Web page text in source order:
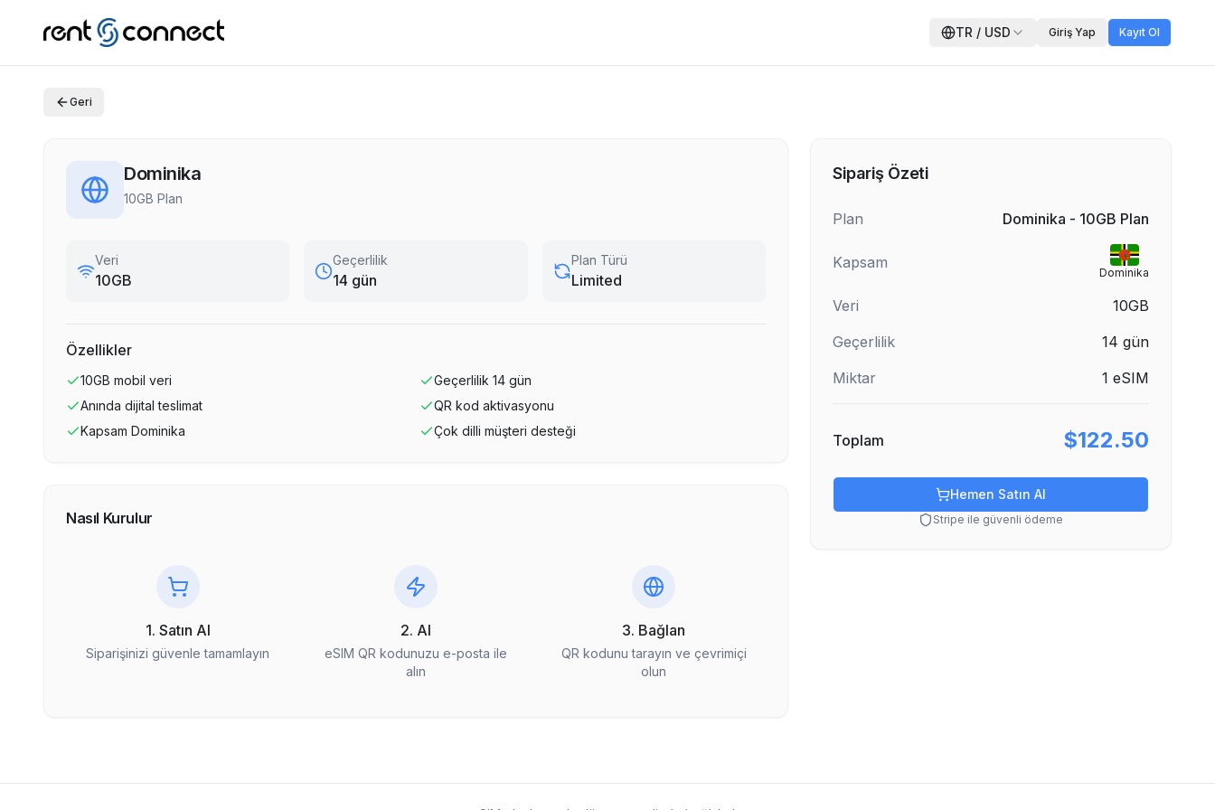
TR / USD Giriş Yap Kayıt Ol
Geri
Dominika
10GB Plan
Veri
10GB
Geçerlilik
14 gün
Plan Türü
Limited
Özellikler
10GB mobil veri Geçerlilik 14 gün
Anında dijital teslimat
QR kod aktivasyonu
Kapsam Dominika Çok dilli müşteri desteği
Nasıl Kurulur
1. Satın Al
Siparişinizi güvenle tamamlayın
2. Al
eSIM QR kodunuzu e-posta ile
alın
3. Bağlan
QR kodunu tarayın ve çevrimiçi
olun
Sipariş Özeti
Plan Dominika - 10GB Plan
Kapsam
Dominika
Veri
10GB
Geçerlilik
14 gün
Miktar
1 eSIM
Toplam $122.50
Hemen Satın Al
Stripe ile güvenli ödeme